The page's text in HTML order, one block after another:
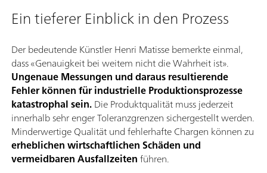
Ein tieferer Einblick in den Prozess
Der bedeutende Künstler Henri Matisse bemerkte einmal,
dass «Genauigkeit bei weitem nicht die Wahrheit ist».
Ungenaue Messungen und daraus resultierende
Fehler können für industrielle Produktionsprozesse
katastrophal sein.Die Produktqualität muss jederzeit
innerhalb sehr enger Toleranzgrenzen sichergestellt werden.
Minderwertige Qualität und fehlerhafte Chargen können zu
erheblichen wirtschaftlichen Schäden und
vermeidbaren Ausfallzeitenführen.